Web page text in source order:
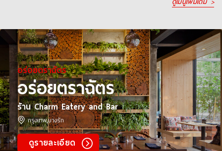
อร่อยตราฉัตร
อร่อยตราฉัตร
ร้าน Charm Eatery and Bar
กรุงเทพ,บางรัก
ดูรายละเอียด
อ
ร้าน
ก